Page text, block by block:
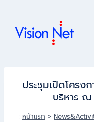
content
ประชุมเปิดโครง
บริหาร ณ
: หน้าแรก >